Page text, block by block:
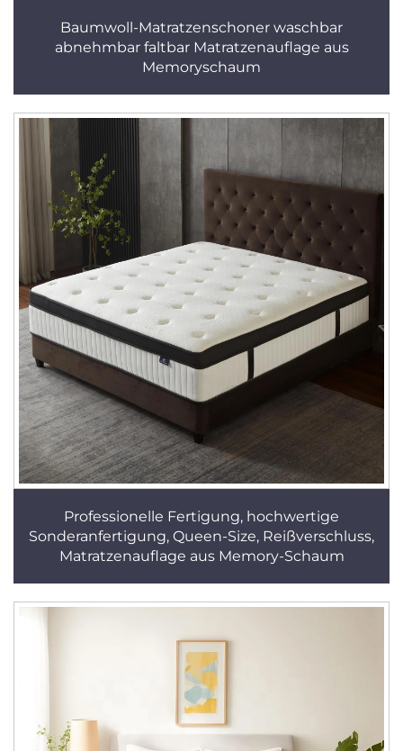
Baumwoll-Matratzenschoner waschbar
abnehmbar faltbar Matratzenauflage aus
Memoryschaum
Professionelle Fertigung, hochwertige
Sonderanfertigung, Queen-Size, Reißverschluss,
Matratzenauflage aus Memory-Schaum